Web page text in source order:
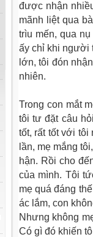
được nhận
mãnh liệt qua
trìu mến, qua
ấy chỉ khi người
lớn, tôi đón
nhiên.
Trong con mắt
tôi tư đặt câu
tốt, rất tốt với
lần, mẹ mắng
hận. Rồi cho
của mình. Tôi
mẹ quá đáng
ác lắm, con
Nhưng không
Có gì đó khiến